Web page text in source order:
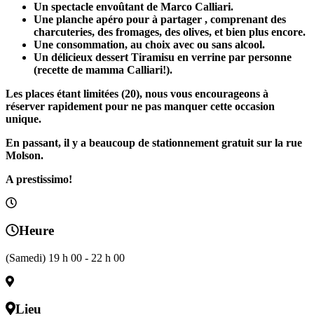
Un spectacle envoûtant de Marco Calliari.
Une planche apéro pour à partager , comprenant des
charcuteries, des fromages, des olives, et bien plus encore.
Une consommation, au choix avec ou sans alcool.
Un délicieux dessert Tiramisu en verrine par personne
(recette de mamma Calliari!).
Les places étant limitées (20), nous vous encourageons à
réserver rapidement pour ne pas manquer cette occasion
unique.
En passant, il y a beaucoup de stationnement gratuit sur la rue
Molson.
A prestissimo!
Heure
(Samedi) 19 h 00 - 22 h 00
Lieu